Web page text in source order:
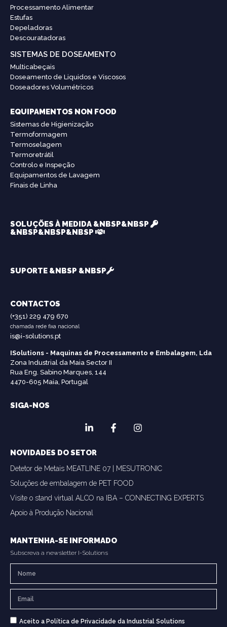
Processamento Alimentar
Estufas
Depeladoras
Descouratadoras
SISTEMAS DE DOSEAMENTO
Multicabeçais
Doseamento de Liquidos e Viscosos
Doseadores Volumétricos
EQUIPAMENTOS NON FOOD
Sistemas de Higienização
Termoformagem
Termoselagem
Termoretrátil
Controlo e Inspeção
Equipamentos de Lavagem
Finais de Linha
SOLUÇÕES À MEDIDA &NBSP&NBSP
&NBSP&NBSP&NBSP
SUPORTE &NBSP &NBSP
CONTACTOS
(+351) 229 479 670
chamada rede fixa nacional
is@i-solutions.pt
ISolutions - Maquinas de Processamento e Embalagem, Lda
Zona Industrial da Maia Sector II
Rua Eng. Sabino Marques, 144
4470-605 Maia, Portugal
SIGA-NOS
NOVIDADES DO SETOR
Detetor de Metais MEATLINE 07 | MESUTRONIC
Soluções de embalagem de PET FOOD
Visite o stand virtual ALCO na IBA – CONNECTING EXPERTS
Apoio à Produção Nacional
MANTENHA-SE INFORMADO
Subscreva a newsletter I-Solutions
Aceito a Política de Privacidade da Industrial Solutions